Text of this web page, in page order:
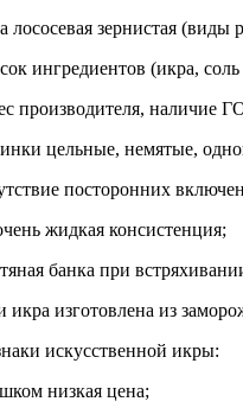
лососевая зернистая (виды
ингредиентов (икра,
производителя, наличие
цельные, немятые,
посторонних
жидкая консистенция;
банка при
икра изготовлена из
искусственной икры:
низкая цена;